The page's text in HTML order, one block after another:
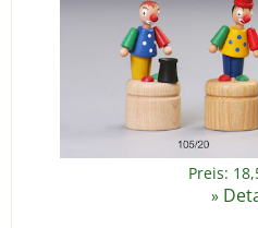
Preis:
»